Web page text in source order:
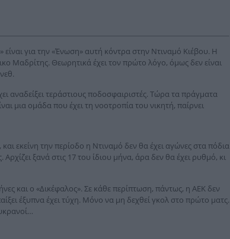
είναι για την «Ένωση» αυτή κόντρα στην Ντιναμό Κιέβου. Η
Μαδρίτης. Θεωρητικά έχει τον πρώτο λόγο, όμως δεν είναι
αναδείξει τεράστιους ποδοσφαιριστές. Τώρα τα πράγματα
μια ομάδα που έχει τη νοοτροπία του νικητή, παίρνει
εκείνη την περίοδο η Ντιναμό δεν θα έχει αγώνες στα πόδια
ξανά στις 17 του ίδιου μήνα, άρα δεν θα έχει ρυθμό, κι
και ο «Δικέφαλος». Σε κάθε περίπτωση, πά­ντως, η ΑΕΚ δεν
έξυπνα έχει τύχη. Μόνο να μη δεχθεί γκολ στο πρώτο ματς.